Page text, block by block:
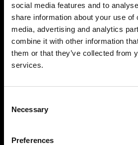
social media features and to
share information about your use of
media, advertising and analytics
combine it with other information
them or that they’ve collected from
services.
Selection
Necessary
Preferences
Es wurden leider keine
für diesen Tatort gefunden.
einen passenden Krimidinner-